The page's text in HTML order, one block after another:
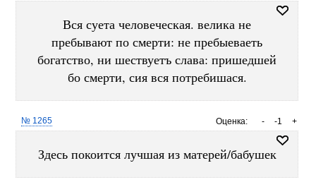
Вся суета человеческая. велика не
пребывают по смерти: не пребыеваеть
богатство, ни шествуетъ слава: пришедшей
бо смерти, сия вся потребишася.
Оценка: +
-1
-
№ 1265
Здесь покоится лучшая из матерей/бабушек